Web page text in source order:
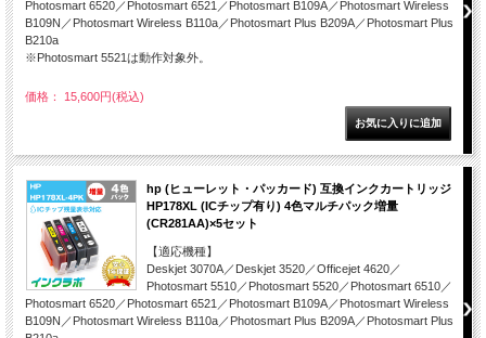
Photosmart 6520／Photosmart 6521／Photosmart B109A／Photosmart Wireless
B109N／Photosmart Wireless B110a／Photosmart Plus B209A／Photosmart Plus
B210a
※Photosmart 5521は動作対象外。
価格： 15,600円(税込)
hp (ヒューレット・パッカード) 互換インクカートリッジ
HP178XL (ICチップ有り) 4色マルチパック増量
(CR281AA)×5セット
【適応機種】
Deskjet 3070A／Deskjet 3520／Officejet 4620／
Photosmart 5510／Photosmart 5520／Photosmart 6510／
Photosmart 6520／Photosmart 6521／Photosmart B109A／Photosmart Wireless
B109N／Photosmart Wireless B110a／Photosmart Plus B209A／Photosmart Plus